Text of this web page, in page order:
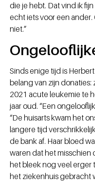
die je hebt. Dat vind ik
echt iets voor een ander.
niet.”
Sinds enige tijd is
belang van zijn
2021 acute leukemie te
jaar oud. “Een
“De huisarts kwam het
langere tijd
de bank af. Haar bloed
waren dat het misschien
het bleek nog veel erger
het ziekenhuis gebracht